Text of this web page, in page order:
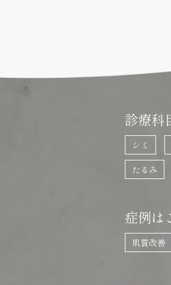
診療科
シミ
たるみ
症例は
肌質改善